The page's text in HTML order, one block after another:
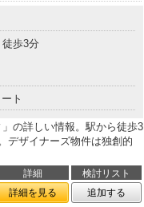
徒歩3分
ト
の詳しい情報。駅から徒歩3
デザイナーズ物件は独創的
詳細
検討リスト
詳細を見る 追加する